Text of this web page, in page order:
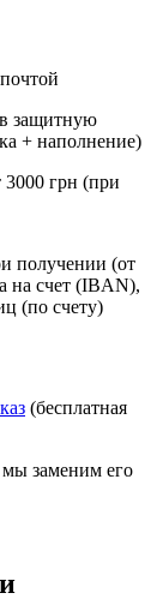
защитную
+ наполнение)
3000 грн (при
получении (от
на счет (IBAN),
(по счету)
(бесплатная
заменим его